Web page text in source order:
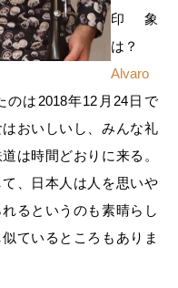
印象
は？
Alvaro
のは2018年12月24日で
おいしいし、みんな礼
は時間どおりに来る。
、日本人は人を思いや
るというのも素晴らし
ているところもありま